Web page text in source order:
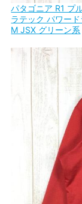
パタゴニア R1 プ
ラテック パワー
M JSX グリーン系